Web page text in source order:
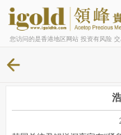
您访问的是香港地区网站 投资有风险 交